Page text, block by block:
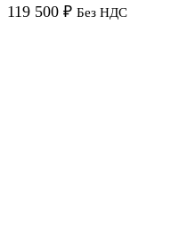
119 500 ₽ Без НДС